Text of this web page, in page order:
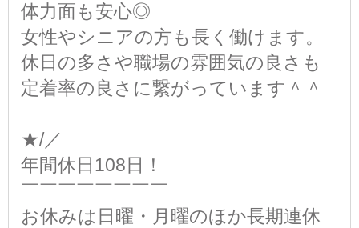
体力面も安心◎
女性やシニアの方も長く働けます。
休日の多さや職場の雰囲気の良さも
定着率の良さに繋がっています＾＾
★/／
年間休日108日！
￣￣￣￣￣￣￣￣
お休みは日曜・月曜のほか長期連休